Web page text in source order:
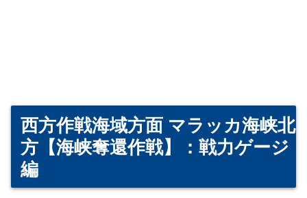
西方作戦海域方面 マラッカ海峡北
方【海峡奪還作戦】：戦力ゲージ
編